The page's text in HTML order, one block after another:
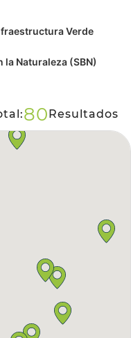
Verde
la Naturaleza (SBN)
filtros
filtros
80 Resultados